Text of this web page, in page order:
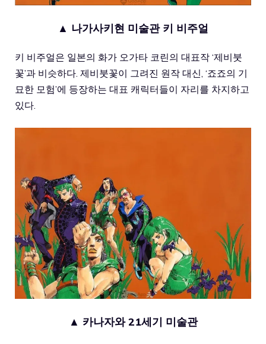
▲ 나가사키현 미술관 키 비주얼
키 비주얼은 일본의 화가 오가타 코린의 대표작 ‘제비붓
꽃’과 비슷하다. 제비붓꽃이 그려진 원작 대신, ‘죠죠의 기
묘한 모험’에 등장하는 대표 캐릭터들이 자리를 차지하고
있다.
▲ 카나자와 21세기 미술관